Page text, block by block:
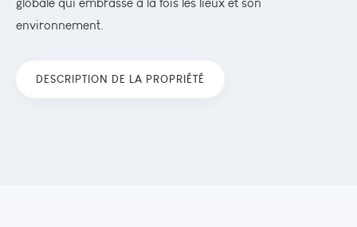
environnement.
DESCRIPTION DE LA PROPRIÉTÉ